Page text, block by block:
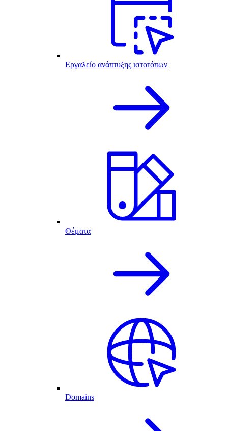
Εργαλείο ανάπτυξης ιστοτόπων
Θέματα
Domains